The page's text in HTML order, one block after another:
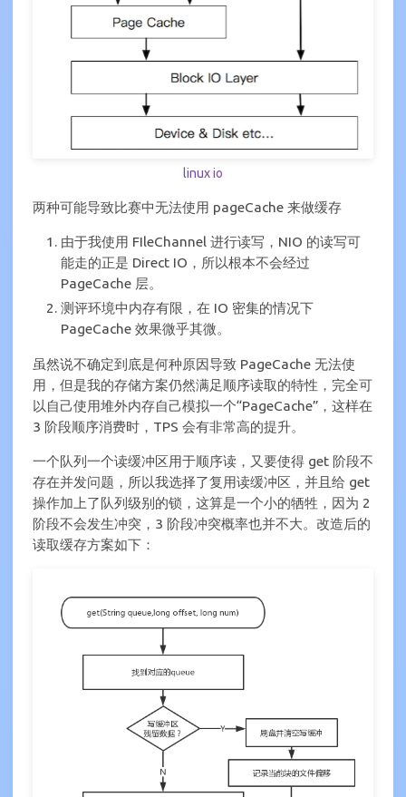
linux io
两种可能导致比赛中无法使用 pageCache 来做缓存
由于我使用 FIleChannel 进行读写，NIO 的读写可
能走的正是 Direct IO，所以根本不会经过
PageCache 层。
测评环境中内存有限，在 IO 密集的情况下
PageCache 效果微乎其微。
虽然说不确定到底是何种原因导致 PageCache 无法使
用，但是我的存储方案仍然满足顺序读取的特性，完全可
以自己使用堆外内存自己模拟一个“PageCache”，这样在
3 阶段顺序消费时，TPS 会有非常高的提升。
一个队列一个读缓冲区用于顺序读，又要使得 get 阶段不
存在并发问题，所以我选择了复用读缓冲区，并且给 get
操作加上了队列级别的锁，这算是一个小的牺牲，因为 2
阶段不会发生冲突，3 阶段冲突概率也并不大。改造后的
读取缓存方案如下：